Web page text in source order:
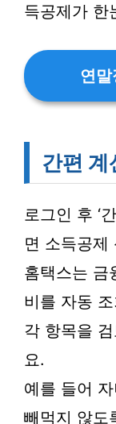
득공제가 한
연
간편 계
로그인 후 ‘
면 소득공제
홈택스는 금
비를 자동
각 항목을
요.
예를 들어
빼먹지 않도